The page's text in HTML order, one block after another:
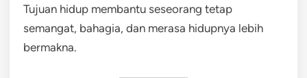
Tujuan hidup membantu seseorang tetap
semangat, bahagia, dan merasa hidupnya lebih
bermakna.